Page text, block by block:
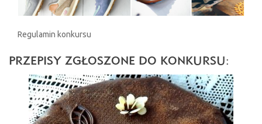
Regulamin konkursu
PRZEPISY ZGŁOSZONE DO KONKURSU: